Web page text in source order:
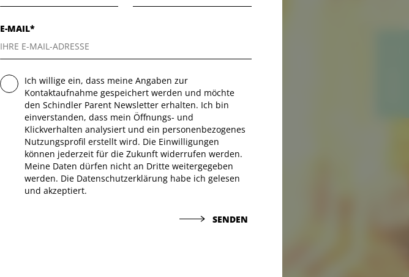
E-MAIL*
Ich willige ein, dass meine Angaben zur
Kontaktaufnahme gespeichert werden und möchte
den Schindler Parent Newsletter erhalten. Ich bin
einverstanden, dass mein Öffnungs- und
Klickverhalten analysiert und ein personenbezogenes
Nutzungsprofil erstellt wird. Die Einwilligungen
können jederzeit für die Zukunft widerrufen werden.
Meine Daten dürfen nicht an Dritte weitergegeben
werden. Die Datenschutzerklärung habe ich gelesen
und akzeptiert.
SENDEN